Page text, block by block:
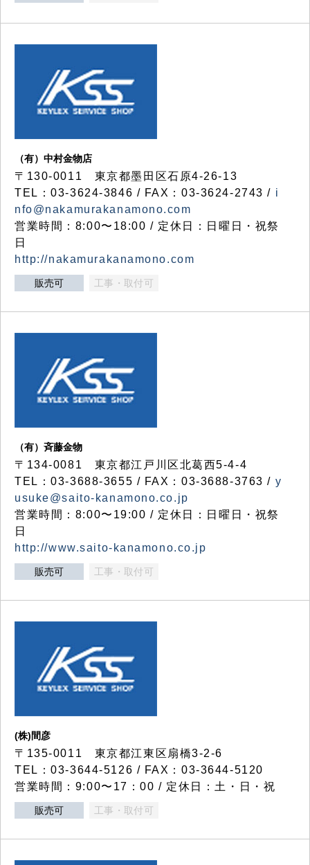
（有）中村金物店
〒130-0011 東京都墨田区石原4-26-13
TEL：03-3624-3846 / FAX：03-3624-2743 / i
nfo@nakamurakanamono.com
営業時間：8:00〜18:00 / 定休日：日曜日・祝祭
日
http://nakamurakanamono.com
販売可 工事・取付可
（有）斉藤金物
〒134-0081 東京都江戸川区北葛西5-4-4
TEL：03-3688-3655 / FAX：03-3688-3763 / y
usuke@saito-kanamono.co.jp
営業時間：8:00〜19:00 / 定休日：日曜日・祝祭
日
http://www.saito-kanamono.co.jp
販売可 工事・取付可
(株)間彦
〒135-0011 東京都江東区扇橋3-2-6
TEL：03-3644-5126 / FAX：03-3644-5120
営業時間：9:00〜17：00 / 定休日：土・日・祝
販売可 工事・取付可